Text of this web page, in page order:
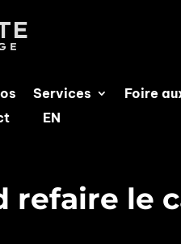
Services Foire
EN
refaire le